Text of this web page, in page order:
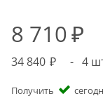
8 710
34 840 - 4
Получить